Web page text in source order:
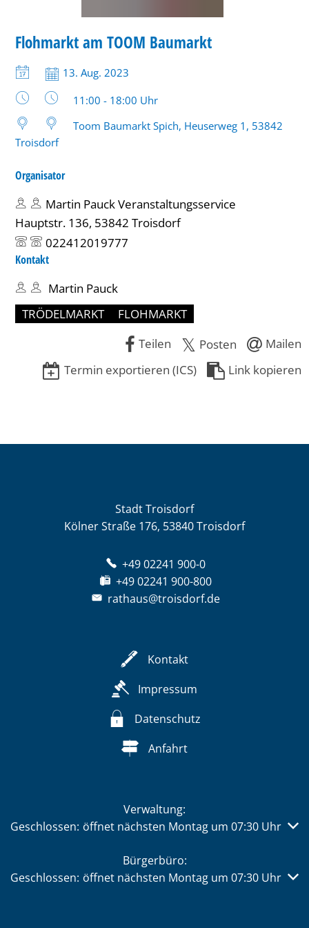
KATEGORIE: MARKT
Flohmarkt am TOOM Baumarkt
Datum:
13. Aug. 2023
Uhrzeit:
11:00 - 18:00 Uhr
Toom Baumarkt Spich, Heuserweg 1, 53842
Troisdorf
Organisator
Martin Pauck Veranstaltungsservice
Hauptstr. 136, 53842 Troisdorf
022412019777
Kontakt
Martin Pauck
TRÖDELMARKT
FLOHMARKT
Teilen
Posten
Mailen
Termin exportieren (ICS)
Link kopieren
Stadt Troisdorf
Kölner Straße 176, 53840 Troisdorf
+49 02241 900-0
+49 02241 900-800
rathaus@troisdorf.de
Kontakt
Impressum
Datenschutz
Anfahrt
Verwaltung:
Klicken, um weitere Öffnungs- oder Schließzeiten
Geschlossen: öffnet nächsten Montag um 07:30 Uhr
Bürgerbüro:
Klicken, um weitere Öffnungs- oder Schließzeiten
Geschlossen: öffnet nächsten Montag um 07:30 Uhr